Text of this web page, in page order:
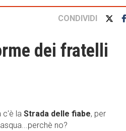
CONDIVIDI
dei fratelli
c'è la Strada delle fiabe, per
no?